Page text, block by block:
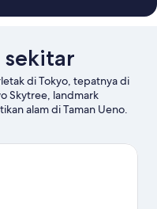
sekitar
di Tokyo, tepatnya di
Skytree, landmark
alam di Taman Ueno.
Kabuki-za adalah
Tokyo